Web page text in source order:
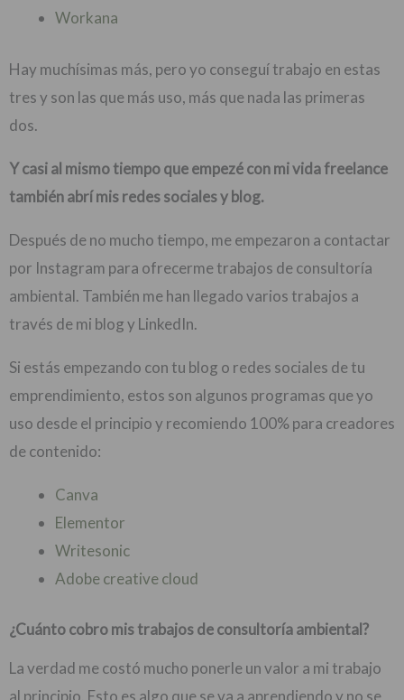
Workana
Hay muchísimas más, pero yo conseguí trabajo en estas
tres y son las que más uso, más que nada las primeras
dos.
Y casi al mismo tiempo que empezé con mi vida freelance
también abrí mis redes sociales y blog.
Después de no mucho tiempo, me empezaron a contactar
por Instagram para ofrecerme trabajos de consultoría
ambiental. También me han llegado varios trabajos a
través de mi blog y LinkedIn.
Si estás empezando con tu blog o redes sociales de tu
emprendimiento, estos son algunos programas que yo
uso desde el principio y recomiendo 100% para creadores
de contenido:
Canva
Elementor
Writesonic
Adobe creative cloud
¿Cuánto cobro mis trabajos de consultoría ambiental?
La verdad me costó mucho ponerle un valor a mi trabajo
al principio. Esto es algo que se va a aprendiendo y no se